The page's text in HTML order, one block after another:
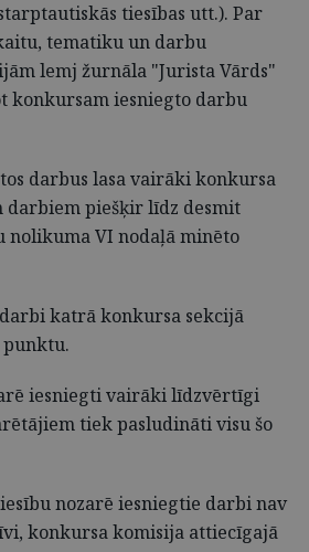
tiesības utt.). Par
tematiku un darbu
lemj žurnāla "Jurista Vārds"
konkursam iesniegto darbu
darbus lasa vairāki konkursa
darbiem piešķir līdz desmit
VI nodaļā minēto
katrā konkursa sekcijā
punktu.
iesniegti vairāki līdzvērtīgi
tiek pasludināti visu šo
nozarē iesniegtie darbi nav
konkursa komisija attiecīgajā